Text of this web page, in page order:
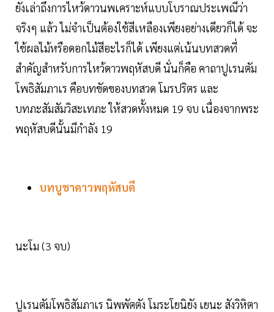
ยังเล่าถึงการไหว้ดาวนพเคราะห์แบบโบราณประเพณีว่า
จริงๆ แล้ว ไม่จำเป็นต้องใช้สีเหลืองเพียงอย่างเดียวก็ได้ จะ
ใช้ผลไม้หรือดอกไม้สีอะไรก็ได้ เพียงแต่เน้นบทสวดที่
สำคัญสำหรับการไหว้ดาวพฤหัสบดี นั่นก็คือ คาถาปูเรนตัม
โพธิสัมภาเร คือบทขัดของบทสวด โมรปริตร และ
บทภะสัมสัมวิสะเทภะ ให้สวดทั้งหมด 19 จบ เนื่องจากพระ
พฤหัสบดีนั้นมีกำลัง 19
บทบูชาดาวพฤหัสบดี
นะโม (3 จบ)
ปูเรนตัมโพธิสัมภาเร นิพพัตตัง โมระโยนิยัง เยนะ สังวิหิตา